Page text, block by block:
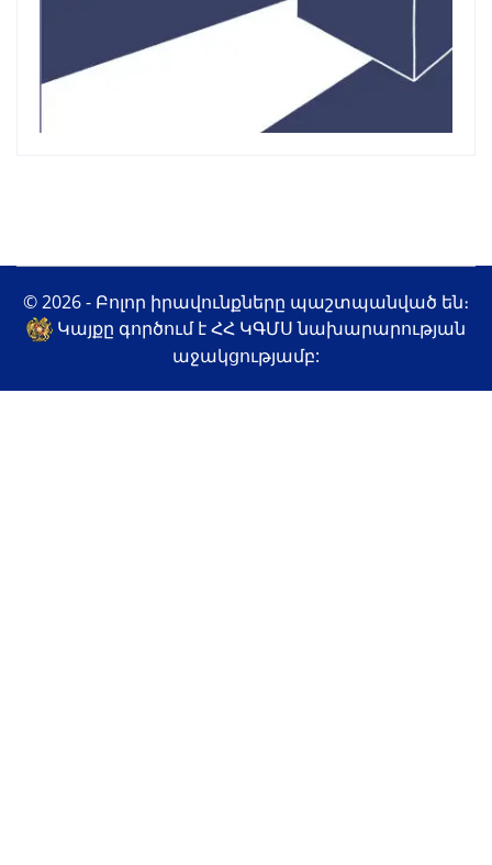
© 2026 - Բոլոր իրավունքները պաշտպանված են։
Կայքը գործում է ՀՀ ԿԳՄՍ նախարարության
աջակցությամբ: